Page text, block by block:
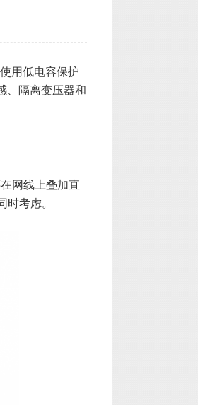
用低电容保护
、隔离变压器和
网线上叠加直
考虑。